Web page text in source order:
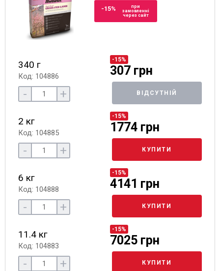
-15%
при
замовленні
через сайт
340 г
Код: 104886
-15%
307 грн
- + ВІДСУТНІЙ
2 кг
Код: 104885
-15%
1774 грн
- + КУПИТИ
6 кг
Код: 104888
-15%
4141 грн
- + КУПИТИ
11.4 кг
Код: 104883
-15%
7025 грн
- + КУПИТИ